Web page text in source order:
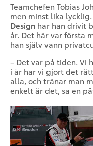
Teamchefen Tobias
men minst lika
Design har han drivit
år. Det här var första
han själv vann
– Det var på tiden. Vi
i år har vi gjort det
alla, och tränar man
enkelt är det, sa en